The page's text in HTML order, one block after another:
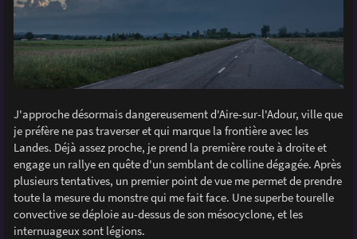
J'approche désormais dangereusement d'Aire-sur-l'Adour, ville que
je préfère ne pas traverser et qui marque la frontière avec les
Landes. Déjà assez proche, je prend la première route à droite et
engage un rallye en quête d'un semblant de colline dégagée. Après
plusieurs tentatives, un premier point de vue me permet de prendre
toute la mesure du monstre qui me fait face. Une superbe tourelle
convective se déploie au-dessus de son mésocyclone, et les
internuageux sont légions.